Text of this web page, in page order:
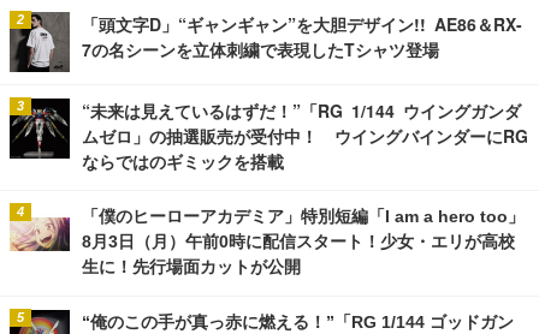
「頭文字D」“ギャンギャン”を大胆デザイン!! AE86＆RX-
7の名シーンを立体刺繍で表現したTシャツ登場
“未来は見えているはずだ！”「RG 1/144 ウイングガンダ
ムゼロ」の抽選販売が受付中！ ウイングバインダーにRG
ならではのギミックを搭載
「僕のヒーローアカデミア」特別短編「I am a hero too」
8月3日（月）午前0時に配信スタート！少女・エリが高校
生に！先行場面カットが公開
“俺のこの手が真っ赤に燃える！”「RG 1/144 ゴッドガン